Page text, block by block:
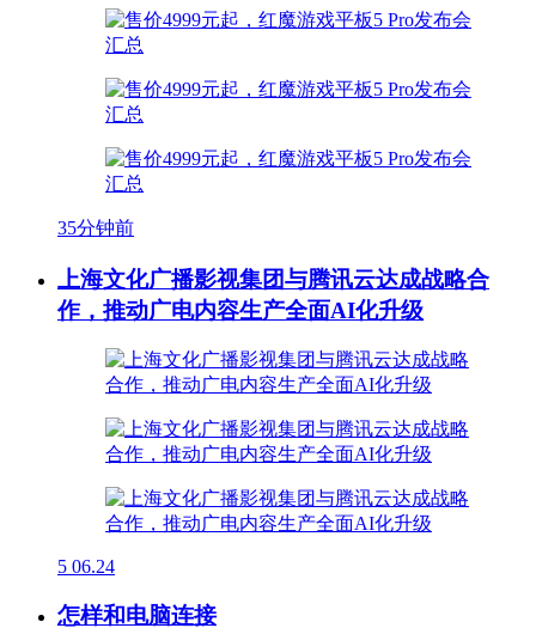
35分钟前
上海文化广播影视集团与腾讯云达成战略合
作，推动广电内容生产全面AI化升级
5 06.24
怎样和电脑连接